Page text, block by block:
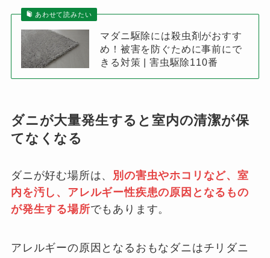
あわせて読みたい
マダニ駆除には殺虫剤がおすす
め！被害を防ぐために事前にで
きる対策 | 害虫駆除110番
ダニが大量発生すると室内の清潔が保
てなくなる
ダニが好む場所は、 別の害虫やホコリなど、室
内を汚し、アレルギー性疾患の原因となるもの
が発生する場所でもあります。
アレルギーの原因となるおもなダニはチリダニ